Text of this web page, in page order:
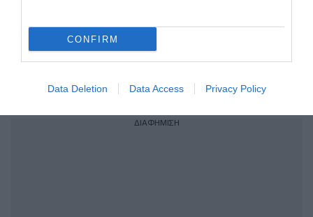
CONFIRM
Data Deletion Data Access Privacy Policy
Ακολούθησε το debater.gr στο
και μάθετε πρώτοι όλες τις ειδήσεις
ΔΙΑΦΗΜΙΣΗ